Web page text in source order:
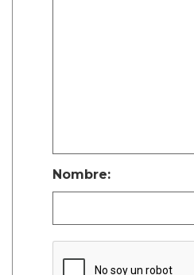
Nombre: